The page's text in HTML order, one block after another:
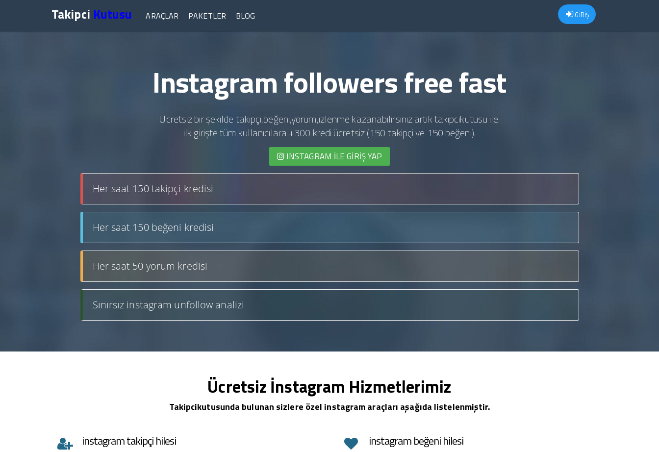
Takipci Kutusu GİRİŞ
ARAÇLAR PAKETLER BLOG
Instagram followers free fast
Ücretsiz bir şekilde takipçi,beğeni,yorum,izlenme kazanabilirsiniz artık takipcikutusu ile.
ilk girişte tüm kullanıcılara +300 kredi ücretsiz (150 takipçi ve 150 beğeni).
INSTAGRAM İLE GIRIŞ YAP
Her saat 150 takipçi kredisi
Her saat 150 beğeni kredisi
Her saat 50 yorum kredisi
Sınırsız instagram unfollow analizi
Ücretsiz İnstagram Hizmetlerimiz
Takipcikutusunda bulunan sizlere özel instagram araçları aşağıda listelenmiştir.
instagram takipçi hilesi instagram beğeni hilesi